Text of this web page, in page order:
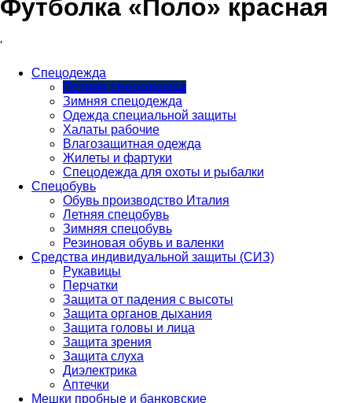
Футболка «Поло» красная
'
Спецодежда
Летняя спецодежда
Зимняя спецодежда
Одежда специальной защиты
Халаты рабочие
Влагозащитная одежда
Жилеты и фартуки
Спецодежда для охоты и рыбалки
Спецобувь
Обувь производство Италия
Летняя спецобувь
Зимняя спецобувь
Резиновая обувь и валенки
Средства индивидуальной защиты (СИЗ)
Рукавицы
Перчатки
Защита от падения с высоты
Защита органов дыхания
Защита головы и лица
Защита зрения
Защита слуха
Диэлектрика
Аптечки
Мешки пробные и банковские